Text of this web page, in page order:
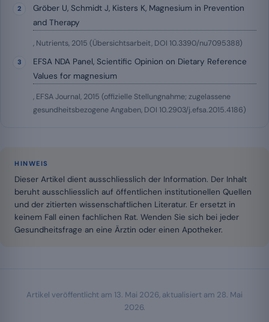
Gröber U, Schmidt J, Kisters K, Magnesium in Prevention
and Therapy
, Nutrients, 2015 (Übersichtsarbeit, DOI 10.3390/nu7095388)
EFSA NDA Panel, Scientific Opinion on Dietary Reference
Values for magnesium
, EFSA Journal, 2015 (offizielle Stellungnahme; zugelassene
gesundheitsbezogene Angaben, DOI 10.2903/j.efsa.2015.4186)
HINWEIS
Dieser Artikel dient ausschliesslich der Information. Der Inhalt
beruht ausschliesslich auf öffentlichen institutionellen Quellen
und der zitierten wissenschaftlichen Literatur. Er ersetzt in
keinem Fall einen fachlichen Rat. Wenden Sie sich bei jeder
Gesundheitsfrage an eine Ärztin oder einen Apotheker.
Artikel veröffentlicht am 13. Mai 2026, aktualisiert am 28. Mai
2026.